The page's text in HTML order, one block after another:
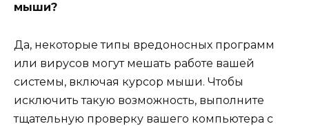
мыши?
Да, некоторые типы вредоносных программ
или вирусов могут мешать работе вашей
системы, включая курсор мыши. Чтобы
исключить такую ​​возможность, выполните
тщательную проверку вашего компьютера с